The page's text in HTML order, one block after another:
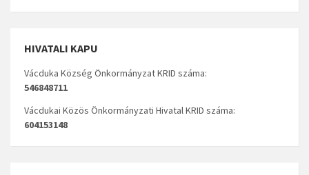
HIVATALI KAPU
Vácduka Község Önkormányzat KRID száma:
546848711
Vácdukai Közös Önkormányzati Hivatal KRID száma:
604153148